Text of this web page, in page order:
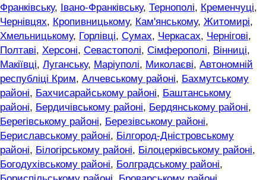
Франківську, Івано-Франківську, Тернополі, Кременчуці,
Чернівцях, Кропивницькому, Кам'янському, Житомирі,
Хмельницькому, Горлівці, Сумах, Черкасах, Чернігові,
Полтаві, Херсоні, Севастополі, Сімферополі, Вінниці,
Макіївці, Луганську, Маріуполі, Миколаєві, Автономній
республіці Крим, Алчевському районі, Бахмутському
районі, Бахчисарайському районі, Баштанському
районі, Бердичівському районі, Бердянському районі,
Берегівському районі, Березівському районі,
Бериславському районі, Білгород-Дністровському
районі, Білогірському районі, Білоцерківському районі,
Богодухівському районі, Болградському районі,